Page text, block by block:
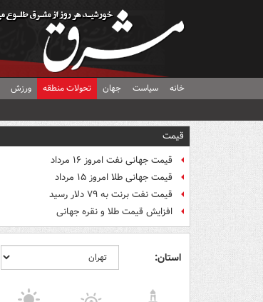
خانه سیاست جهان تحولات منطقه ورزش
قیمت
قیمت جهانی نفت امروز ۱۶ مرداد
قیمت جهانی طلا امروز ۱۵ مرداد
قیمت نفت برنت به ۷۹ دلار رسید
افزایش قیمت طلا و نقره جهانی
استان: